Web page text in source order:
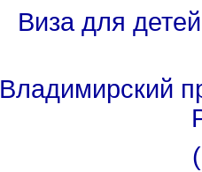
Виза для
Владимирский